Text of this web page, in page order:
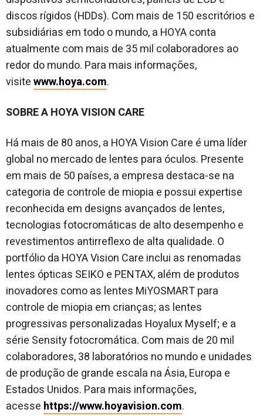
discos rígidos (HDDs). Com mais de 150 escritórios e
subsidiárias em todo o mundo, a HOYA conta
atualmente com mais de 35 mil colaboradores ao
redor do mundo. Para mais informações,
visitewww.hoya.com.
SOBRE A HOYA VISION CARE
Há mais de 80 anos, a HOYA Vision Care é uma líder
global no mercado de lentes para óculos. Presente
em mais de 50 países, a empresa destaca-se na
categoria de controle de miopia e possui expertise
reconhecida em designs avançados de lentes,
tecnologias fotocromáticas de alto desempenho e
revestimentos antirreflexo de alta qualidade. O
portfólio da HOYA Vision Care inclui as renomadas
lentes ópticas SEIKO e PENTAX, além de produtos
inovadores como as lentes MiYOSMART para
controle de miopia em crianças; as lentes
progressivas personalizadas Hoyalux Myself; e a
série Sensity fotocromática. Com mais de 20 mil
colaboradores, 38 laboratórios no mundo e unidades
de produção de grande escala na Ásia, Europa e
Estados Unidos. Para mais informações,
acesse https://www.hoyavision.com.